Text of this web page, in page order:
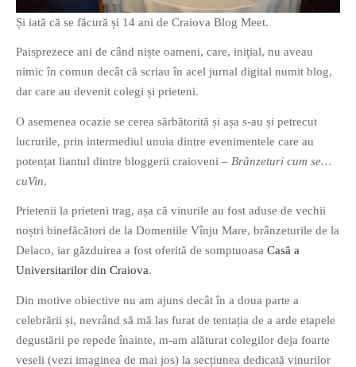
If you like movies, words and
mind games, then this is the
book for you. Take the
challenge of creating your
famous movies by using the
very letters of their titles!
Și iată că se făcură și 14 ani de Craiova Blog Meet.
Paisprezece ani de când niște oameni, care, inițial, nu aveau
nimic în comun decât că scriau în acel jurnal digital numit blog,
dar care au devenit colegi și prieteni.
O asemenea ocazie se cerea sărbătorită și așa s-au și petrecut
lucrurile, prin intermediul unuia dintre evenimentele care au
potențat liantul dintre bloggerii craioveni – Brânzeturi cum se…
cuVin.
Prietenii la prieteni trag, așa că vinurile au fost aduse de vechii
noștri binefăcători de la Domeniile Vînju Mare, brânzeturile de la
Delaco, iar găzduirea a fost oferită de somptuoasa Casă a
Universitarilor din Craiova.
Din motive obiective nu am ajuns decât în a doua parte a
celebrării și, nevrând să mă las furat de tentația de a arde etapele
degustării pe repede înainte, m-am alăturat colegilor deja foarte
veseli (vezi imaginea de mai jos) la secțiunea dedicată vinurilor